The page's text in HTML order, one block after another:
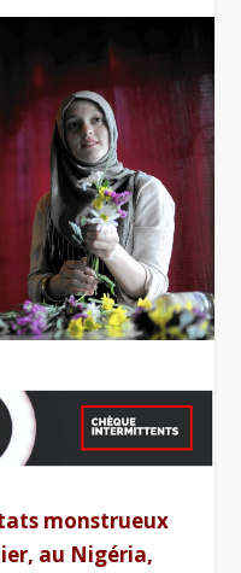
monstrueux
au Nigéria,